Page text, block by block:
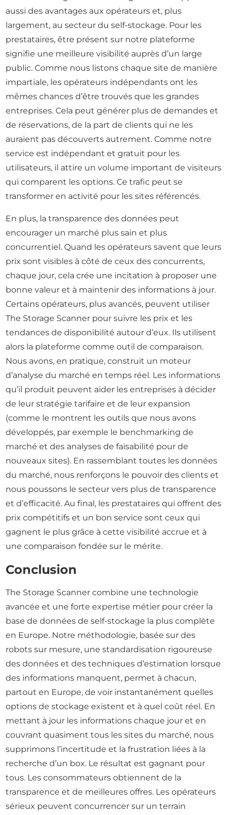
aussi des avantages aux opérateurs et, plus
largement, au secteur du self-stockage. Pour les
prestataires, être présent sur notre plateforme
signifie une meilleure visibilité auprès d’un large
public. Comme nous listons chaque site de manière
impartiale, les opérateurs indépendants ont les
mêmes chances d’être trouvés que les grandes
entreprises. Cela peut générer plus de demandes et
de réservations, de la part de clients qui ne les
auraient pas découverts autrement. Comme notre
service est indépendant et gratuit pour les
utilisateurs, il attire un volume important de visiteurs
qui comparent les options. Ce trafic peut se
transformer en activité pour les sites référencés.
En plus, la transparence des données peut
encourager un marché plus sain et plus
concurrentiel. Quand les opérateurs savent que leurs
prix sont visibles à côté de ceux des concurrents,
chaque jour, cela crée une incitation à proposer une
bonne valeur et à maintenir des informations à jour.
Certains opérateurs, plus avancés, peuvent utiliser
The Storage Scanner pour suivre les prix et les
tendances de disponibilité autour d’eux. Ils utilisent
alors la plateforme comme outil de comparaison.
Nous avons, en pratique, construit un moteur
d’analyse du marché en temps réel. Les informations
qu’il produit peuvent aider les entreprises à décider
de leur stratégie tarifaire et de leur expansion
(comme le montrent les outils que nous avons
développés, par exemple le benchmarking de
marché et des analyses de faisabilité pour de
nouveaux sites). En rassemblant toutes les données
du marché, nous renforçons le pouvoir des clients et
nous poussons le secteur vers plus de transparence
et d’efficacité. Au final, les prestataires qui offrent des
prix compétitifs et un bon service sont ceux qui
gagnent le plus grâce à cette visibilité accrue et à
une comparaison fondée sur le mérite.
Conclusion
The Storage Scanner combine une technologie
avancée et une forte expertise métier pour créer la
base de données de self-stockage la plus complète
en Europe. Notre méthodologie, basée sur des
robots sur mesure, une standardisation rigoureuse
des données et des techniques d’estimation lorsque
des informations manquent, permet à chacun,
partout en Europe, de voir instantanément quelles
options de stockage existent et à quel coût réel. En
mettant à jour les informations chaque jour et en
couvrant quasiment tous les sites du marché, nous
supprimons l’incertitude et la frustration liées à la
recherche d’un box. Le résultat est gagnant pour
tous. Les consommateurs obtiennent de la
transparence et de meilleures offres. Les opérateurs
sérieux peuvent concurrencer sur un terrain